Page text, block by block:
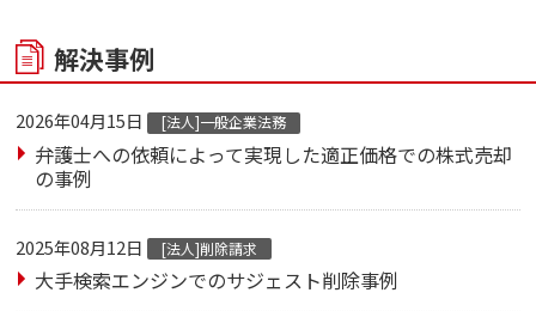
解決事例
2026年04月15日 [法人]一般企業法務
弁護士への依頼によって実現した適正価格での株式売却
の事例
2025年08月12日 [法人]削除請求
大手検索エンジンでのサジェスト削除事例